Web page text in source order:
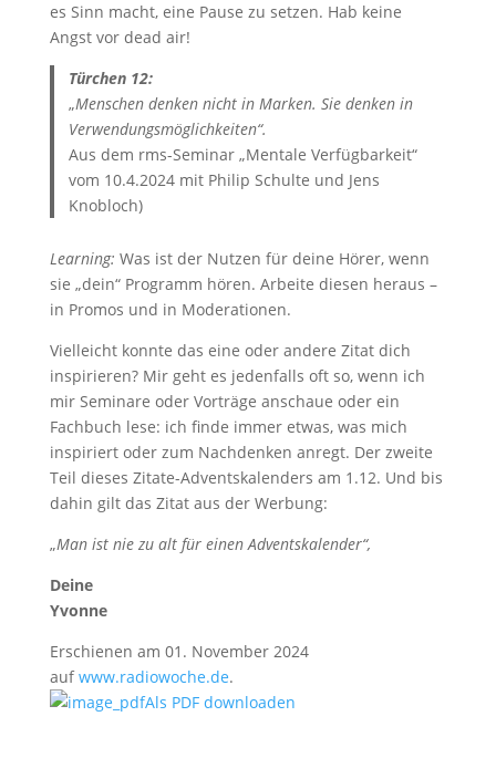
es Sinn macht, eine Pause zu setzen. Hab keine
Angst vor dead air!
Türchen 12:
„Menschen denken nicht in Marken. Sie denken in
Verwendungsmöglichkeiten“.
Aus dem rms-Seminar „Mentale Verfügbarkeit“
vom 10.4.2024 mit Philip Schulte und Jens
Knobloch)
Learning: Was ist der Nutzen für deine Hörer, wenn
sie „dein“ Programm hören. Arbeite diesen heraus –
in Promos und in Moderationen.
Vielleicht konnte das eine oder andere Zitat dich
inspirieren? Mir geht es jedenfalls oft so, wenn ich
mir Seminare oder Vorträge anschaue oder ein
Fachbuch lese: ich finde immer etwas, was mich
inspiriert oder zum Nachdenken anregt. Der zweite
Teil dieses Zitate-Adventskalenders am 1.12. Und bis
dahin gilt das Zitat aus der Werbung:
„Man ist nie zu alt für einen Adventskalender“,
Deine
Yvonne
Erschienen am 01. November 2024
aufwww.radiowoche.de.
Als PDF downloaden